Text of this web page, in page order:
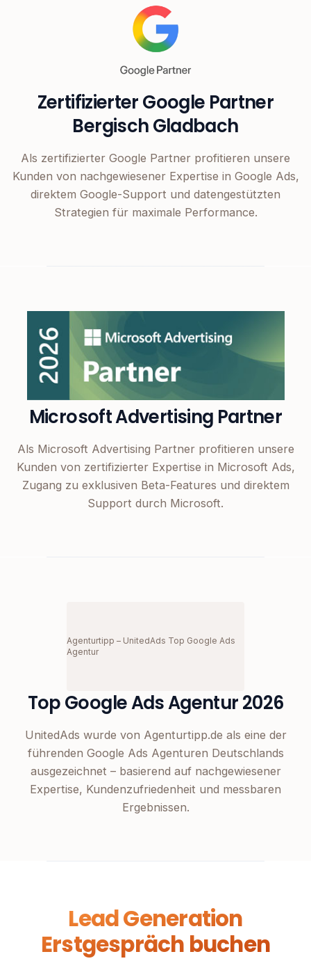
Zertifizierter Google Partner
Bergisch Gladbach
Als zertifizierter Google Partner profitieren unsere
Kunden von nachgewiesener Expertise in Google Ads,
direktem Google-Support und datengestützten
Strategien für maximale Performance.
Microsoft Advertising Partner
Als Microsoft Advertising Partner profitieren unsere
Kunden von zertifizierter Expertise in Microsoft Ads,
Zugang zu exklusiven Beta-Features und direktem
Support durch Microsoft.
Agenturtipp – UnitedAds Top Google Ads
Agentur
Top Google Ads Agentur 2026
UnitedAds wurde von Agenturtipp.de als eine der
führenden Google Ads Agenturen Deutschlands
ausgezeichnet – basierend auf nachgewiesener
Expertise, Kundenzufriedenheit und messbaren
Ergebnissen.
Lead Generation
Erstgespräch buchen